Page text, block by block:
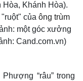
Khánh Hòa).
của ông trùm
một góc xưởng
Cand.com.vn)
“râu” trong